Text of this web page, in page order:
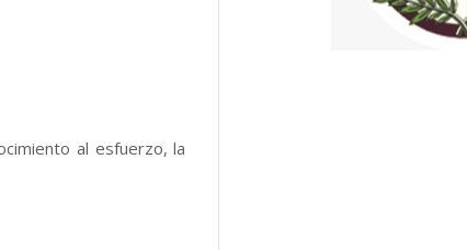
al esfuerzo, la